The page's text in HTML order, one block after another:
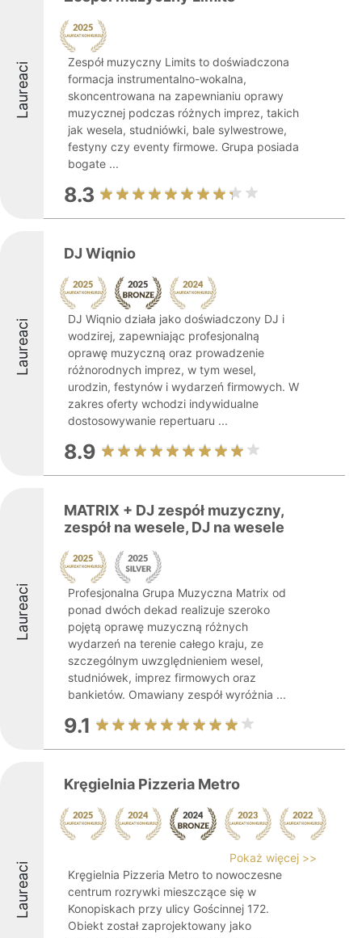
Laureaci
Zespół muzyczny Limits to doświadczona
formacja instrumentalno-wokalna,
skoncentrowana na zapewnianiu oprawy
muzycznej podczas różnych imprez, takich
jak wesela, studniówki, bale sylwestrowe,
festyny czy eventy firmowe. Grupa posiada
bogate ...
8.3
Laureaci
DJ Wiqnio
DJ Wiqnio działa jako doświadczony DJ i
wodzirej, zapewniając profesjonalną
oprawę muzyczną oraz prowadzenie
różnorodnych imprez, w tym wesel,
urodzin, festynów i wydarzeń firmowych. W
zakres oferty wchodzi indywidualne
dostosowywanie repertuaru ...
8.9
Laureaci
MATRIX + DJ zespół muzyczny,
zespół na wesele, DJ na wesele
Profesjonalna Grupa Muzyczna Matrix od
ponad dwóch dekad realizuje szeroko
pojętą oprawę muzyczną różnych
wydarzeń na terenie całego kraju, ze
szczególnym uwzględnieniem wesel,
studniówek, imprez firmowych oraz
bankietów. Omawiany zespół wyróżnia ...
9.1
Laureaci
Kręgielnia Pizzeria Metro
Pokaż więcej >>
Kręgielnia Pizzeria Metro to nowoczesne
centrum rozrywki mieszczące się w
Konopiskach przy ulicy Gościnnej 172.
Obiekt został zaprojektowany jako